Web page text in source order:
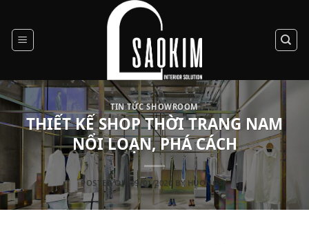
content
TIN TỨC SHOWROOM
THIẾT KẾ SHOP THỜI TRANG NAM
NỔI LOẠN, PHÁ CÁCH
POSTED ON 09/01/2020 BY HUONGSK